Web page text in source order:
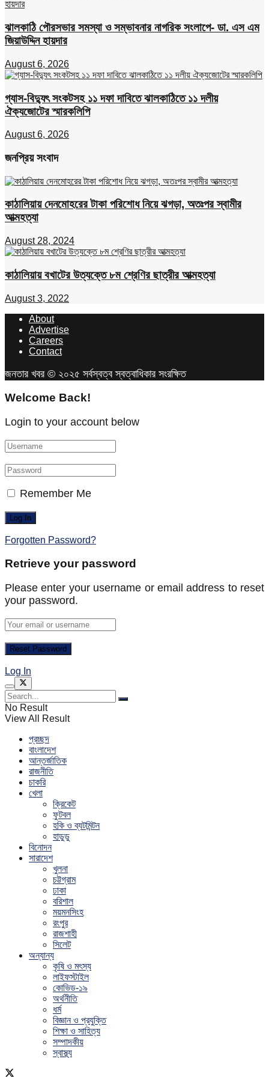
ঝালকাঠি পৌরসভার সমস্যা ও সম্ভাবনার নাগরিক সংলাপে- ডা. এস এম
জিয়াউদ্দিন হায়দার
August 6, 2026
গ্যাস-বিদ্যুৎ সংকটসহ ১১ দফা দাবিতে ঝালকাঠিতে ১১ দলীয়
ঐক্যজোটের স্মারকলিপি
August 6, 2026
জনপ্রিয় সংবাদ
কাঠালিয়ায় দেনমোহরের টাকা পরিশোধ নিয়ে ঝগড়া, অতঃপর স্বামীর
আত্মহত্যা
August 28, 2024
কাঠালিয়ায় বখাটের উত্যক্তে ৮ম শ্রেণির ছাত্রীর আত্মহত্যা
August 3, 2022
About
Advertise
Careers
Contact
জনতার খবর © ২০২৫ সর্বস্বত্ব স্বত্বাধিকার সংরক্ষিত
Welcome Back!
Login to your account below
Remember Me
Forgotten Password?
Retrieve your password
Please enter your username or email address to reset
your password.
Log In
No Result
View All Result
প্রচ্ছদ
বাংলাদেশ
আন্তর্জাতিক
রাজনীতি
চাকরি
খেলা
ক্রিকেট
ফুটবল
হকি ও ব্যটমিন্টন
হাডুডু
বিনোদন
সারাদেশ
খুলনা
চট্টগ্রাম
ঢাকা
বরিশাল
ময়মনসিংহ
রংপুর
রাজশাহী
সিলেট
অন্যান্য
কৃষি ও মৎস্য
লাইফস্টাইল
কোভিড-১৯
অর্থনীতি
ধর্ম
বিজ্ঞান ও প্রযুক্তি
শিক্ষা ও সাহিত্য
সম্পাদকীয়
স্বাস্থ্য